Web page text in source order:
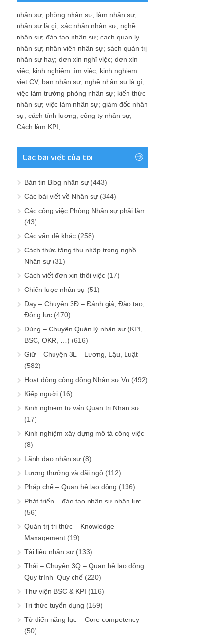
nhân sự; phòng nhân sự; làm nhân sự;
nhân sự là gì; xác nhận nhân sự; nghề
nhân sự; đào tạo nhân sự; cach quan ly
nhân sự; nhân viên nhân sự; sách quản trị
nhân sự hay; đơn xin nghỉ việc; đơn xin
việc; kinh nghiệm tìm việc; kinh nghiem
viet CV; ban nhân sự; nghề nhân sự là gì;
việc làm trưởng phòng nhân sự; kiến thức
nhân sự; việc làm nhân sự; giám đốc nhân
sự; cách tính lương; công ty nhân sự;
Cách làm KPI;
Các bài viết của tôi
Bản tin Blog nhân sự (443)
Các bài viết về Nhân sự (344)
Các công việc Phòng Nhân sự phải làm
(43)
Các vấn đề khác (258)
Cách thức tăng thu nhập trong nghề
Nhân sự (31)
Cách viết đơn xin thôi việc (17)
Chiến lược nhân sự (51)
Dạy – Chuyện 3Đ – Đánh giá, Đào tạo,
Động lực (470)
Dùng – Chuyện Quản lý nhân sự (KPI,
BSC, OKR, …) (616)
Giữ – Chuyện 3L – Lương, Lậu, Luật
(582)
Hoạt động cộng đồng Nhân sự Vn (492)
Kiếp người (16)
Kinh nghiệm tư vấn Quản trị Nhân sự
(17)
Kinh nghiệm xây dựng mô tả công việc
(8)
Lãnh đạo nhân sự (8)
Lương thưởng và đãi ngộ (112)
Pháp chế – Quan hệ lao động (136)
Phát triển – đào tạo nhân sự nhân lực
(56)
Quản trị tri thức – Knowledge
Management (19)
Tài liệu nhân sự (133)
Thải – Chuyện 3Q – Quan hệ lao động,
Quy trình, Quy chế (220)
Thư viện BSC & KPI (116)
Tri thức tuyển dụng (159)
Từ điển năng lực – Core competency
(50)